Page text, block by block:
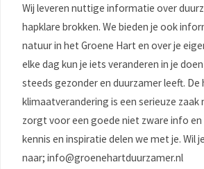
Wij leveren nuttige informatie over
hapklare brokken. We bieden je ook
natuur in het Groene Hart en over je
elke dag kun je iets veranderen in je
steeds gezonder en duurzamer leeft. De
klimaatverandering is een serieuze zaak
zorgt voor een goede niet zware info
kennis en inspiratie delen we met je. Wil
naar; info@groenehartduurzamer.nl